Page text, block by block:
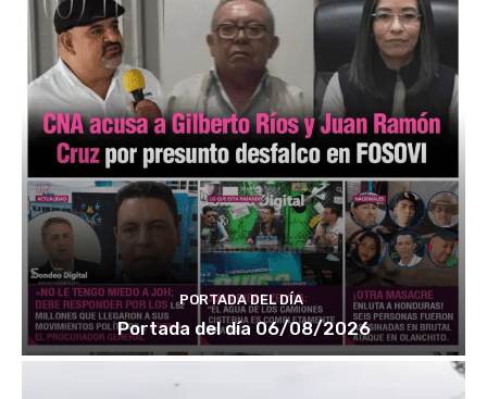
PORTADA DEL DÍA
Portada del día 06/08/2026